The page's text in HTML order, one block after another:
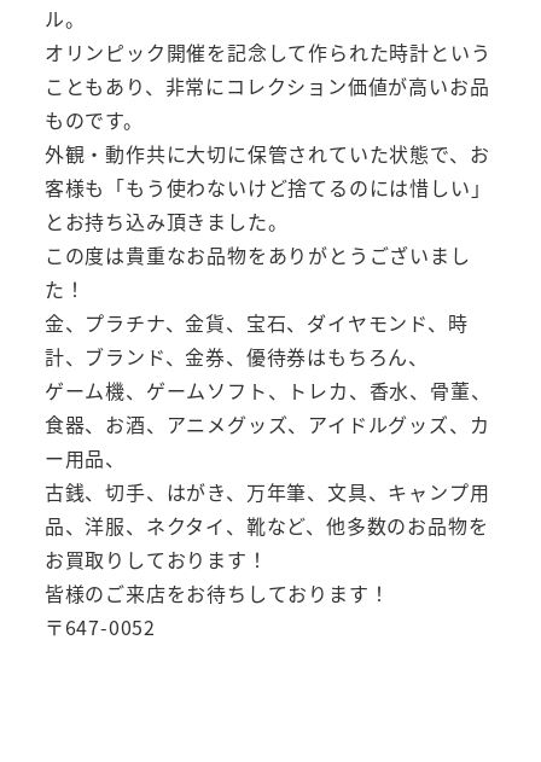
ル。
オリンピック開催を記念して作られた時計という
こともあり、非常にコレクション価値が高いお品
ものです。
外観・動作共に大切に保管されていた状態で、お
客様も「もう使わないけど捨てるのには惜しい」
とお持ち込み頂きました。
この度は貴重なお品物をありがとうございまし
た！
金、プラチナ、金貨、宝石、ダイヤモンド、時
計、ブランド、金券、優待券はもちろん、
ゲーム機、ゲームソフト、トレカ、香水、骨董、
食器、お酒、アニメグッズ、アイドルグッズ、カ
ー用品、
古銭、切手、はがき、万年筆、文具、キャンプ用
品、洋服、ネクタイ、靴など、他多数のお品物を
お買取りしております！
皆様のご来店をお待ちしております！
〒647-0052